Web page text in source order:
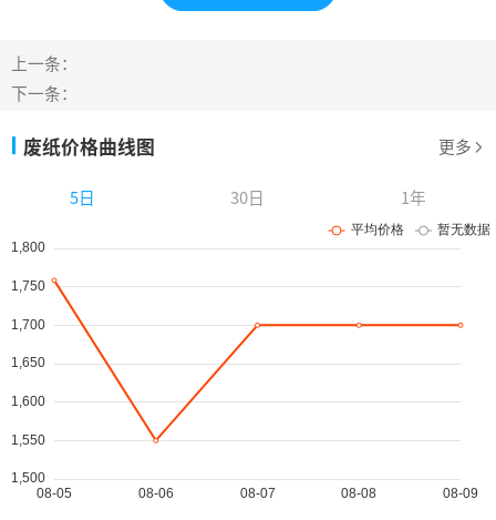
上一条：
下一条：
废纸价格曲线图 更多
5日 30日 1年